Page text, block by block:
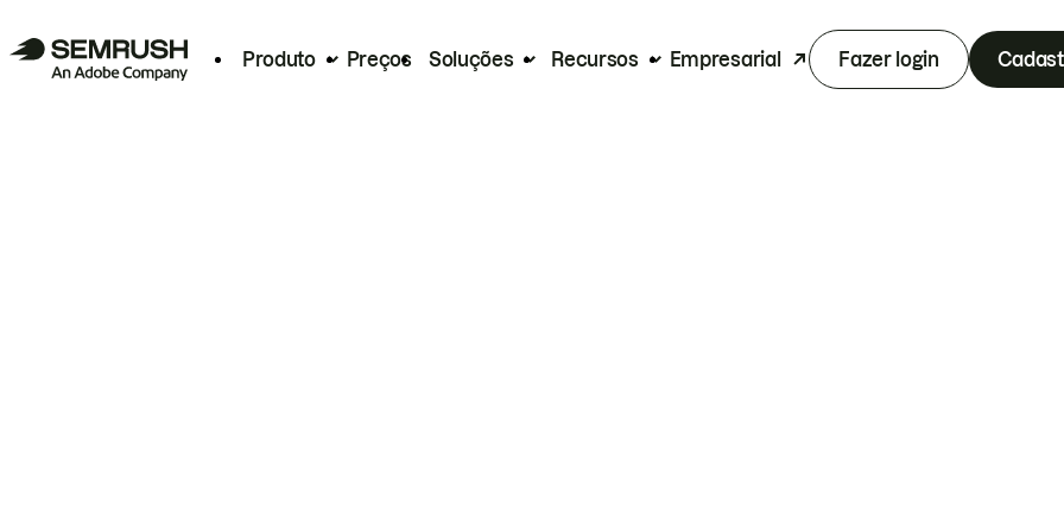
Produto Preços Soluções Recursos Empresarial Fazer login